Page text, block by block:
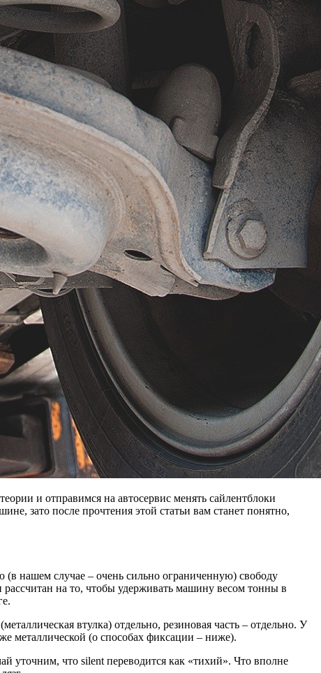
и отправимся на автосервис менять сайлентблоки
зато после прочтения этой статьи вам станет понятно,
нашем случае – очень сильно ограниченную) свободу
на то, чтобы удерживать машину весом тонны в
втулка) отдельно, резиновая часть – отдельно. У
металлической (о способах фиксации – ниже).
уточним, что silent переводится как «тихий». Что вполне